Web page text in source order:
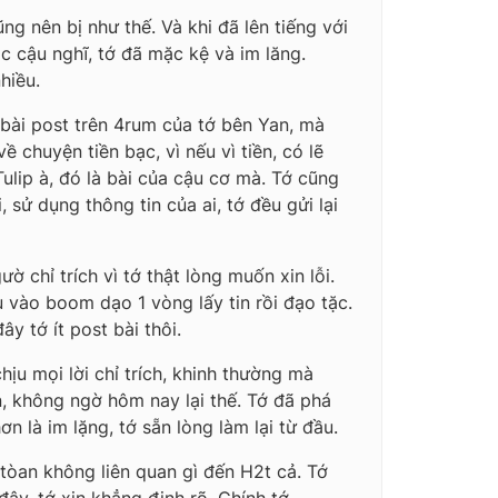
nên bị như thế. Và khi đã lên tiếng với
cậu nghĩ, tớ đã mặc kệ và im lăng.
post trên 4rum của tớ bên Yan, mà
chuyện tiền bạc, vì nếu vì tiền, có lẽ
à, đó là bài của cậu cơ mà. Tớ cũng
sử dụng thông tin của ai, tớ đều gửi lại
chỉ trích vì tớ thật lòng muốn xin lỗi.
boom dạo 1 vòng lấy tin rồi đạo tặc.
tớ ít post bài thôi.
mọi lời chỉ trích, khinh thường mà
ngờ hôm nay lại thế. Tớ đã phá
là im lặng, tớ sẵn lòng làm lại từ đầu.
không liên quan gì đến H2t cả. Tớ